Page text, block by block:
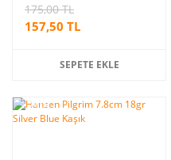
157,50 TL
175,00 TL
SEPETE EKLE
%10